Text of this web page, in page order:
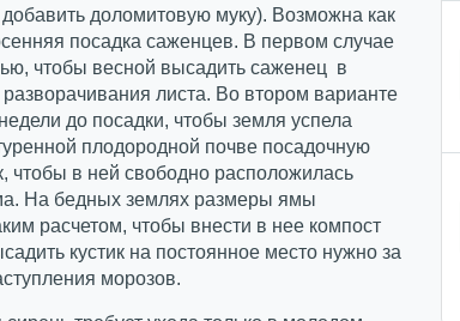
доломитовую муку). Возможна как
посадка саженцев. В первом случае
чтобы весной высадить саженец в
листа. Во втором варианте
до посадки, чтобы земля успела
плодородной почве посадочную
чтобы в ней свободно расположилась
На бедных землях размеры ямы
расчетом, чтобы внести в нее компост
кустик на постоянное место нужно за
морозов.